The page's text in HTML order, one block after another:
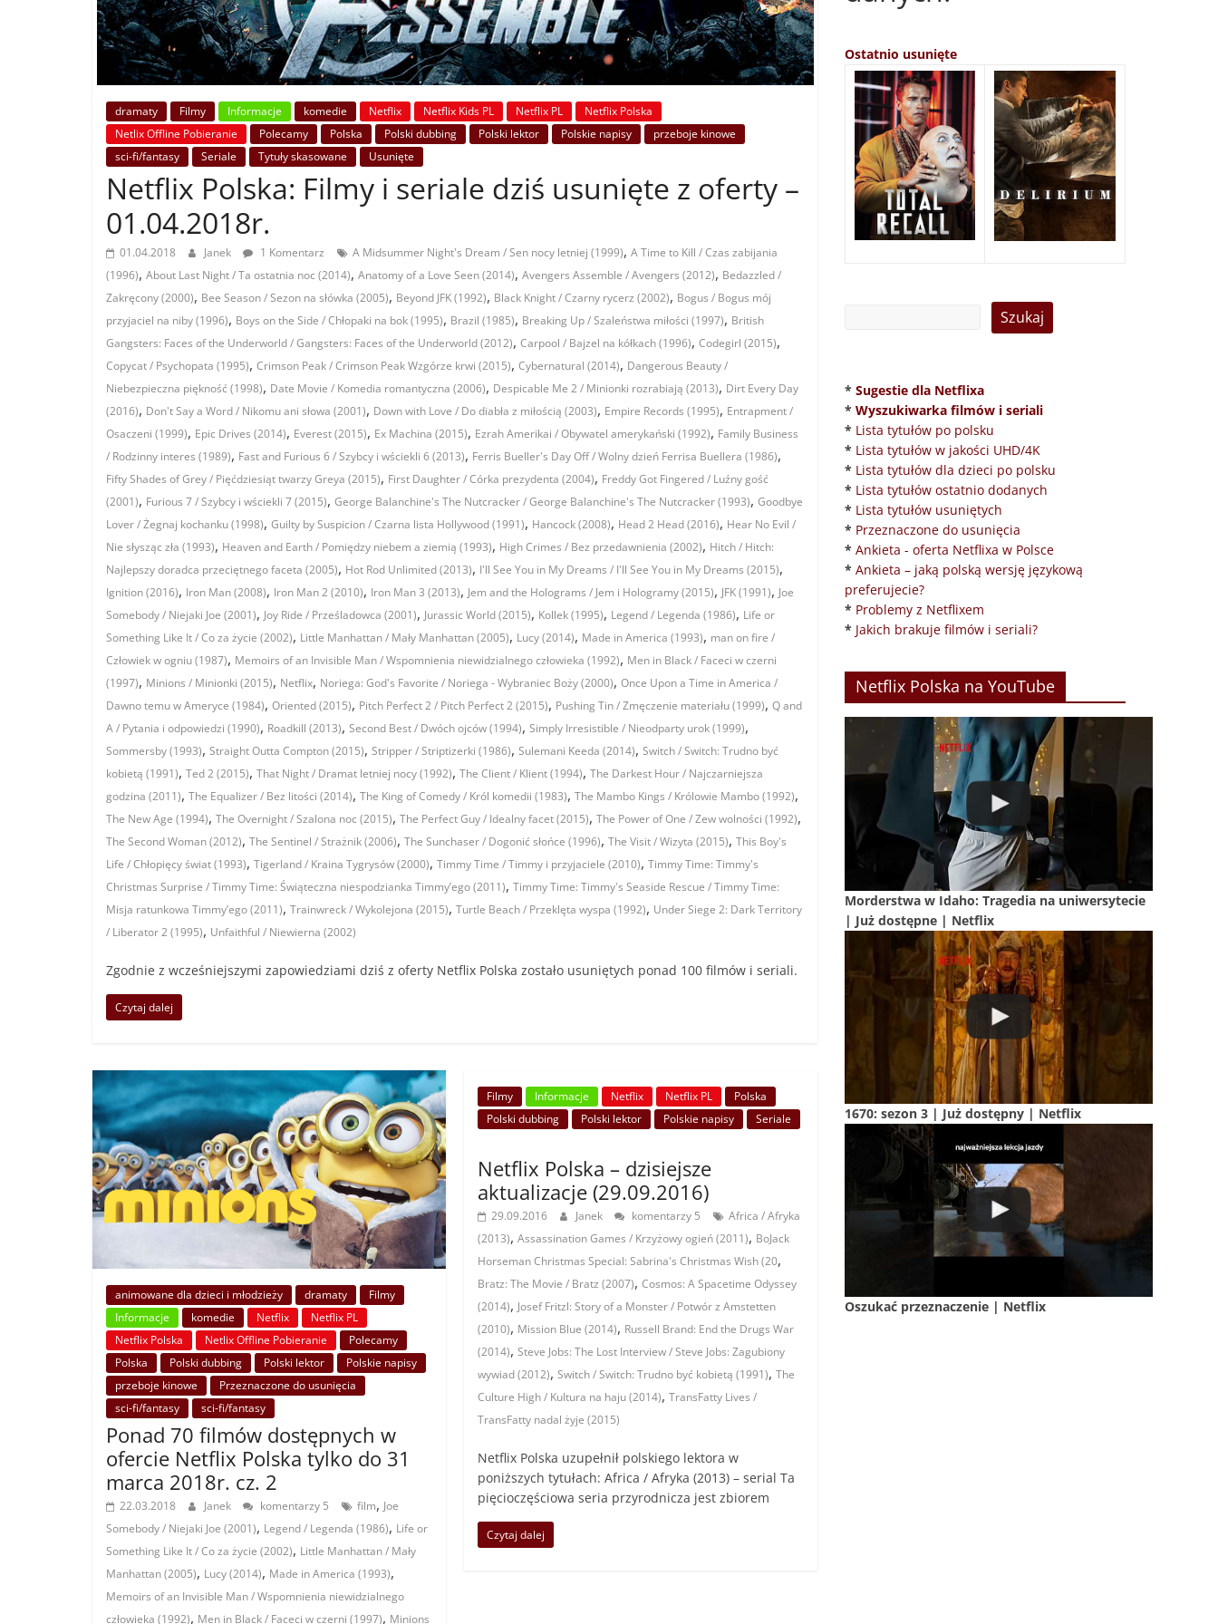
dramaty Filmy Informacje komedie Netflix Netflix Kids PL Netflix PL
Netflix Polska
Netlix Offline Pobieranie
Polecamy Polska Polski dubbing Polski lektor Polskie napisy
przeboje kinowe
sci-fi/fantasy
Seriale Tytuły skasowane Usunięte
Netflix Polska: Filmy i seriale dziś usunięte z oferty –
01.04.2018r.
01.04.2018 Janek 1 Komentarz A Midsummer Night's Dream / Sen nocy letniej (1999), A Time to Kill / Czas zabijania
(1996), About Last Night / Ta ostatnia noc (2014), Anatomy of a Love Seen (2014), Avengers Assemble / Avengers (2012), Bedazzled /
Zakręcony (2000), Bee Season / Sezon na słówka (2005), Beyond JFK (1992), Black Knight / Czarny rycerz (2002), Bogus / Bogus mój
przyjaciel na niby (1996), Boys on the Side / Chłopaki na bok (1995), Brazil (1985), Breaking Up / Szaleństwa miłości (1997), British
Gangsters: Faces of the Underworld / Gangsters: Faces of the Underworld (2012), Carpool / Bajzel na kółkach (1996), Codegirl (2015),
Copycat / Psychopata (1995), Crimson Peak / Crimson Peak Wzgórze krwi (2015), Cybernatural (2014), Dangerous Beauty /
Niebezpieczna piękność (1998), Date Movie / Komedia romantyczna (2006), Despicable Me 2 / Minionki rozrabiają (2013), Dirt Every Day
(2016), Don't Say a Word / Nikomu ani słowa (2001), Down with Love / Do diabła z miłością (2003), Empire Records (1995), Entrapment /
Osaczeni (1999), Epic Drives (2014), Everest (2015), Ex Machina (2015), Ezrah Amerikai / Obywatel amerykański (1992), Family Business
/ Rodzinny interes (1989), Fast and Furious 6 / Szybcy i wściekli 6 (2013), Ferris Bueller's Day Off / Wolny dzień Ferrisa Buellera (1986),
Fifty Shades of Grey / Pięćdziesiąt twarzy Greya (2015), First Daughter / Córka prezydenta (2004), Freddy Got Fingered / Luźny gość
(2001), Furious 7 / Szybcy i wściekli 7 (2015), George Balanchine's The Nutcracker / George Balanchine's The Nutcracker (1993), Goodbye
Lover / Żegnaj kochanku (1998), Guilty by Suspicion / Czarna lista Hollywood (1991), Hancock (2008), Head 2 Head (2016), Hear No Evil /
Nie słysząc zła (1993), Heaven and Earth / Pomiędzy niebem a ziemią (1993), High Crimes / Bez przedawnienia (2002), Hitch / Hitch:
Najlepszy doradca przeciętnego faceta (2005), Hot Rod Unlimited (2013), I'll See You in My Dreams / I'll See You in My Dreams (2015),
Ignition (2016), Iron Man (2008), Iron Man 2 (2010), Iron Man 3 (2013), Jem and the Holograms / Jem i Hologramy (2015), JFK (1991), Joe
Somebody / Niejaki Joe (2001), Joy Ride / Prześladowca (2001), Jurassic World (2015), Kollek (1995), Legend / Legenda (1986), Life or
Something Like It / Co za życie (2002), Little Manhattan / Mały Manhattan (2005), Lucy (2014), Made in America (1993), man on fire /
Człowiek w ogniu (1987), Memoirs of an Invisible Man / Wspomnienia niewidzialnego człowieka (1992), Men in Black / Faceci w czerni
(1997), Minions / Minionki (2015), Netflix, Noriega: God's Favorite / Noriega - Wybraniec Boży (2000), Once Upon a Time in America /
Dawno temu w Ameryce (1984), Oriented (2015), Pitch Perfect 2 / Pitch Perfect 2 (2015), Pushing Tin / Zmęczenie materiału (1999), Q and
A / Pytania i odpowiedzi (1990), Roadkill (2013), Second Best / Dwóch ojców (1994), Simply Irresistible / Nieodparty urok (1999),
Sommersby (1993), Straight Outta Compton (2015), Stripper / Striptizerki (1986), Sulemani Keeda (2014), Switch / Switch: Trudno być
kobietą (1991), Ted 2 (2015), That Night / Dramat letniej nocy (1992), The Client / Klient (1994), The Darkest Hour / Najczarniejsza
godzina (2011), The Equalizer / Bez litości (2014), The King of Comedy / Król komedii (1983), The Mambo Kings / Królowie Mambo (1992),
The New Age (1994), The Overnight / Szalona noc (2015), The Perfect Guy / Idealny facet (2015), The Power of One / Zew wolności (1992),
The Second Woman (2012), The Sentinel / Strażnik (2006), The Sunchaser / Dogonić słońce (1996), The Visit / Wizyta (2015), This Boy's
Life / Chłopięcy świat (1993), Tigerland / Kraina Tygrysów (2000), Timmy Time / Timmy i przyjaciele (2010), Timmy Time: Timmy's
Christmas Surprise / Timmy Time: Świąteczna niespodzianka Timmy’ego (2011), Timmy Time: Timmy's Seaside Rescue / Timmy Time:
Misja ratunkowa Timmy’ego (2011), Trainwreck / Wykolejona (2015), Turtle Beach / Przeklęta wyspa (1992), Under Siege 2: Dark Territory
/ Liberator 2 (1995), Unfaithful / Niewierna (2002)
Zgodnie z wcześniejszymi zapowiedziami dziś z oferty Netflix Polska zostało usuniętych ponad 100 filmów i seriali.
Czytaj dalej
animowane dla dzieci i młodzieży dramaty
Filmy
Informacje
komedie Netflix
Netflix PL
Netflix Polska
Netlix Offline Pobieranie
Polecamy
Polska
Polski dubbing Polski lektor
Polskie napisy
przeboje kinowe
Przeznaczone do usunięcia
sci-fi/fantasy
sci-fi/fantasy
Ponad 70 filmów dostępnych w
ofercie Netflix Polska tylko do 31
marca 2018r. cz. 2
22.03.2018 Janek komentarzy 5 film, Joe
Somebody / Niejaki Joe (2001), Legend / Legenda (1986), Life or
Something Like It / Co za życie (2002), Little Manhattan / Mały
Manhattan (2005), Lucy (2014), Made in America (1993),
Memoirs of an Invisible Man / Wspomnienia niewidzialnego
człowieka (1992), Men in Black / Faceci w czerni (1997), Minions
Filmy Informacje Netflix Netflix PL
Polska
Polski dubbing
Polski lektor Polskie napisy Seriale
Netflix Polska – dzisiejsze
aktualizacje (29.09.2016)
29.09.2016 Janek komentarzy 5
Africa / Afryka
(2013),Assassination Games / Krzyżowy ogień (2011), BoJack
Horseman Christmas Special: Sabrina's Christmas Wish (20,
Bratz: The Movie / Bratz (2007),Cosmos: A Spacetime Odyssey
(2014), Josef Fritzl: Story of a Monster / Potwór z Amstetten
(2010), Mission Blue (2014), Russell Brand: End the Drugs War
(2014),Steve Jobs: The Lost Interview / Steve Jobs: Zagubiony
wywiad (2012),Switch / Switch: Trudno być kobietą (1991),The
Culture High / Kultura na haju (2014),TransFatty Lives /
TransFatty nadal żyje (2015)
Netflix Polska uzupełnił polskiego lektora w
poniższych tytułach: Africa / Afryka (2013) – serial Ta
pięcioczęściowa seria przyrodnicza jest zbiorem
Czytaj dalej
Ostatnio usunięte
* Sugestie dla Netflixa
* Wyszukiwarka filmów i seriali
* Lista tytułów po polsku
* Lista tytułów w jakości UHD/4K
* Lista tytułów dla dzieci po polsku
* Lista tytułów ostatnio dodanych
* Lista tytułów usuniętych
* Przeznaczone do usunięcia
* Ankieta - oferta Netflixa w Polsce
* Ankieta – jaką polską wersję językową
preferujecie?
* Problemy z Netflixem
* Jakich brakuje filmów i seriali?
Netflix Polska na YouTube
Morderstwa w Idaho: Tragedia na uniwersytecie
| Już dostępne | Netflix
1670: sezon 3 | Już dostępny | Netflix
Oszukać przeznaczenie | Netflix